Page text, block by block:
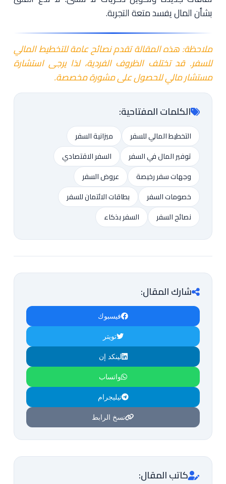
بشأن المال يفسد متعة التجربة.
ملاحظة: هذه المقالة تقدم نصائح عامة للتخطيط المالي
للسفر. قد تختلف الظروف الفردية، لذا يرجى استشارة
مستشار مالي للحصول على مشورة مخصصة.
الكلمات المفتاحية:
التخطيط المالي للسفر
ميزانية السفر
توفير المال في السفر
السفر الاقتصادي
وجهات سفر رخيصة
عروض السفر
خصومات السفر
بطاقات الائتمان للسفر
نصائح السفر
السفر بذكاء
شارك المقال:
فيسبوك
تويتر
لينكد إن
واتساب
تيليجرام
نسخ الرابط
كاتب المقال: